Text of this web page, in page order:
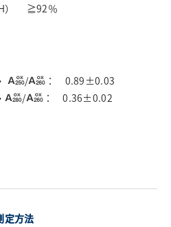
） ≧92％
/
： 0.89±0.03
/ ： 0.36±0.02
定方法